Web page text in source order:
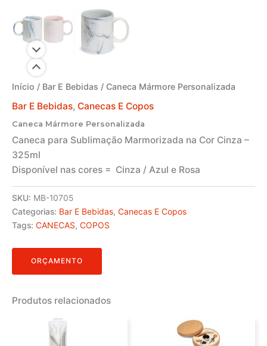
Início / Bar E Bebidas / Caneca Mármore Personalizada
Bar E Bebidas, Canecas E Copos
Caneca Mármore Personalizada
Caneca para Sublimação Marmorizada na Cor Cinza –
325ml
Disponível nas cores = Cinza / Azul e Rosa
SKU: MB-10705
Categorias: Bar E Bebidas, Canecas E Copos
Tags: CANECAS, COPOS
ORÇAMENTO
Produtos relacionados